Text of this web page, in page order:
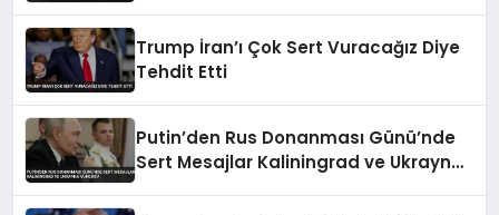
Trump İran’ı Çok Sert Vuracağız Diye
Tehdit Etti
Putin’den Rus Donanması Günü’nde
Sert Mesajlar Kaliningrad ve Ukrayna